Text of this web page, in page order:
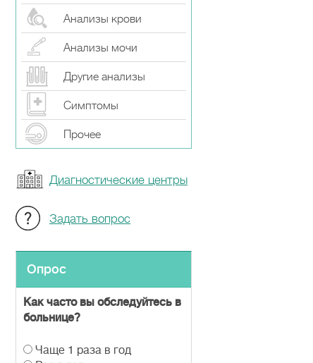
Анализы крови
Анализы мочи
Другие анализы
Симптомы
Прочeе
Диагностические центры
Задать вопрос
Опрос
Как часто вы обследуйтесь в
больнице?
В Чаще 1 раза в год